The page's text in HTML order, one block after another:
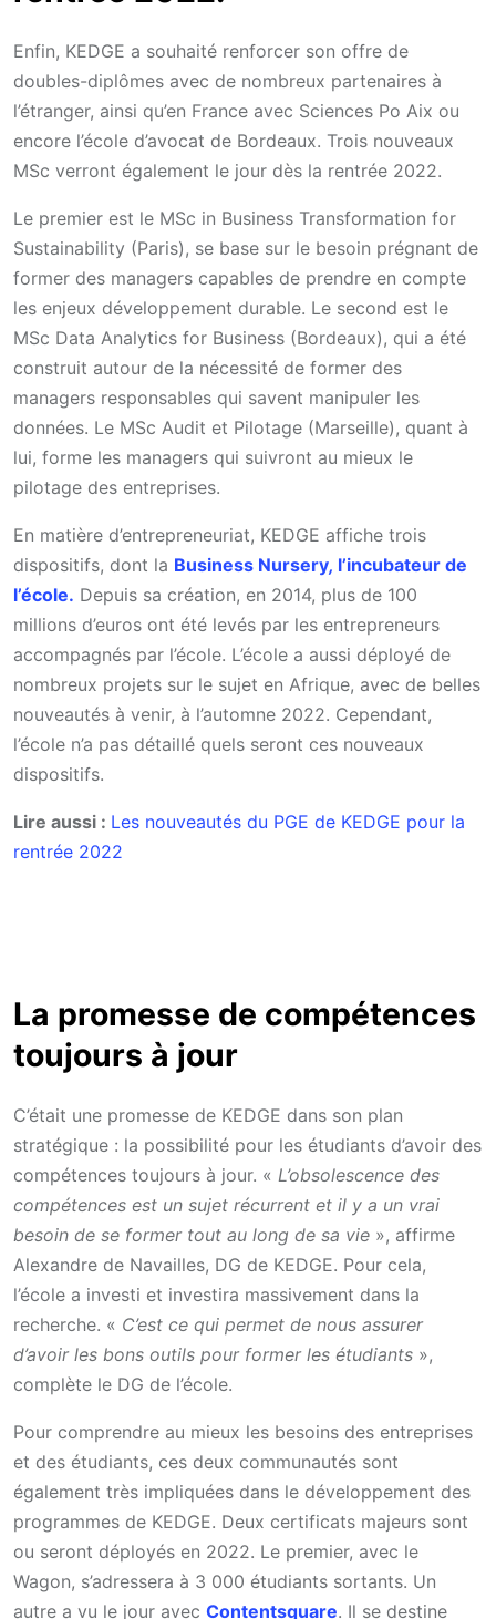
Enfin, KEDGE a souhaité renforcer son offre de
doubles-diplômes avec de nombreux partenaires à
l’étranger, ainsi qu’en France avec Sciences Po Aix ou
encore l’école d’avocat de Bordeaux. Trois nouveaux
MSc verront également le jour dès la rentrée 2022.
Le premier est le MSc in Business Transformation for
Sustainability (Paris), se base sur le besoin prégnant de
former des managers capables de prendre en compte
les enjeux développement durable. Le second est le
MSc Data Analytics for Business (Bordeaux), qui a été
construit autour de la nécessité de former des
managers responsables qui savent manipuler les
données. Le MSc Audit et Pilotage (Marseille), quant à
lui, forme les managers qui suivront au mieux le
pilotage des entreprises.
En matière d’entrepreneuriat, KEDGE affiche trois
dispositifs, dont la Business Nursery, l’incubateur de
l’école. Depuis sa création, en 2014, plus de 100
millions d’euros ont été levés par les entrepreneurs
accompagnés par l’école. L’école a aussi déployé de
nombreux projets sur le sujet en Afrique, avec de belles
nouveautés à venir, à l’automne 2022. Cependant,
l’école n’a pas détaillé quels seront ces nouveaux
dispositifs.
Lire aussi : Les nouveautés du PGE de KEDGE pour la
rentrée 2022
La promesse de compétences
toujours à jour
C’était une promesse de KEDGE dans son plan
stratégique : la possibilité pour les étudiants d’avoir des
compétences toujours à jour. « L’obsolescence des
compétences est un sujet récurrent et il y a un vrai
besoin de se former tout au long de sa vie », affirme
Alexandre de Navailles, DG de KEDGE. Pour cela,
l’école a investi et investira massivement dans la
recherche. « C’est ce qui permet de nous assurer
d’avoir les bons outils pour former les étudiants »,
complète le DG de l’école.
Pour comprendre au mieux les besoins des entreprises
et des étudiants, ces deux communautés sont
également très impliquées dans le développement des
programmes de KEDGE. Deux certificats majeurs sont
ou seront déployés en 2022. Le premier, avec le
Wagon, s’adressera à 3 000 étudiants sortants. Un
autre a vu le jour avec Contentsquare. Il se destine